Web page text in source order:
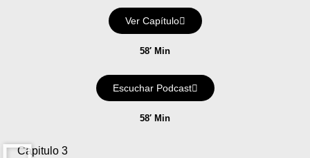
Ver Capítulo
58′ Min
Escuchar Podcast
58′ Min
Capitulo 3